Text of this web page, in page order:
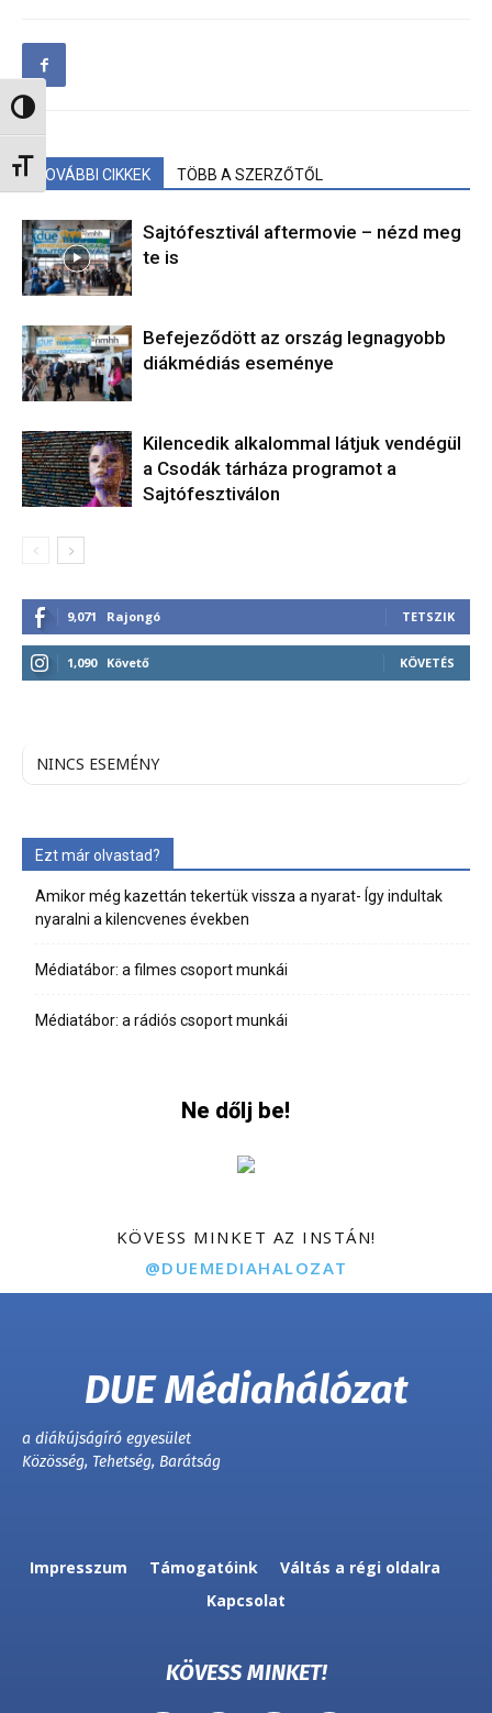
Nagy kontraszt váltása
Betűméret váltása
TOVÁBBI CIKKEK TÖBB A SZERZŐTŐL
Sajtófesztivál aftermovie – nézd meg
te is
Befejeződött az ország legnagyobb
diákmédiás eseménye
Kilencedik alkalommal látjuk vendégül
a Csodák tárháza programot a
Sajtófesztiválon
9,071 Rajongó TETSZIK
1,090 Követő KÖVETÉS
NINCS ESEMÉNY
Ezt már olvastad?
Amikor még kazettán tekertük vissza a nyarat- Így indultak
nyaralni a kilencvenes években
Médiatábor: a filmes csoport munkái
Médiatábor: a rádiós csoport munkái
Ne dőlj be!
KÖVESS MINKET AZ INSTÁN!
@DUEMEDIAHALOZAT
DUE Médiahálózat
a diákújságíró egyesület
Közösség, Tehetség, Barátság
Impresszum Támogatóink
Váltás a régi oldalra
Kapcsolat
KÖVESS MINKET!